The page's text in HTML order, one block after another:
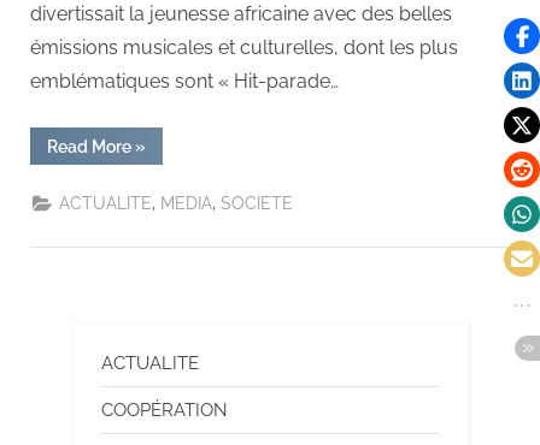
divertissait la jeunesse africaine avec des belles
émissions musicales et culturelles, dont les plus
emblématiques sont « Hit-parade…
Read More »
ACTUALITE MEDIA SOCIETE
ACTUALITE
COOPÉRATION